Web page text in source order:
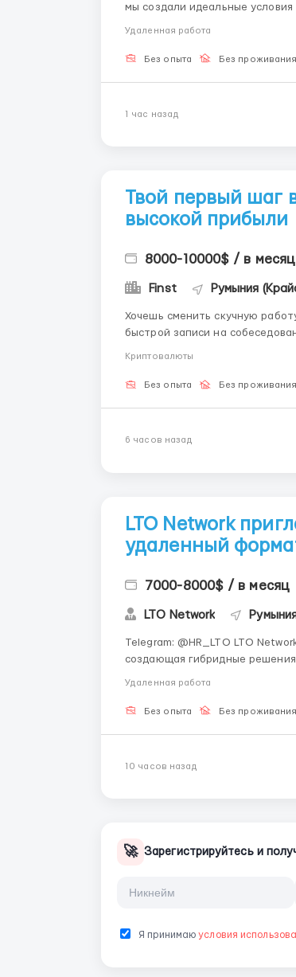
мы создали идеальные
Удаленная работа
Без опыта Без проживания
1 час назад
Твой первый шаг
высокой прибыли
8000-10000$ / в месяц
Finst Румыния
Хочешь сменить скучную
быстрой записи на собеседование. Telegram:
Криптовалюты
Без опыта Без проживания
6 часов назад
LTO Network
удаленный
7000-8000$ / в месяц
LTO Network
Telegram: @HR_LTO LTO Network — европейская блокчейн-платформа из Амстердама,
создающая гибридные
Удаленная работа
Без опыта Без проживания
10 часов назад
🚀 Зарегистрируйтесь и
Я принимаюусловия